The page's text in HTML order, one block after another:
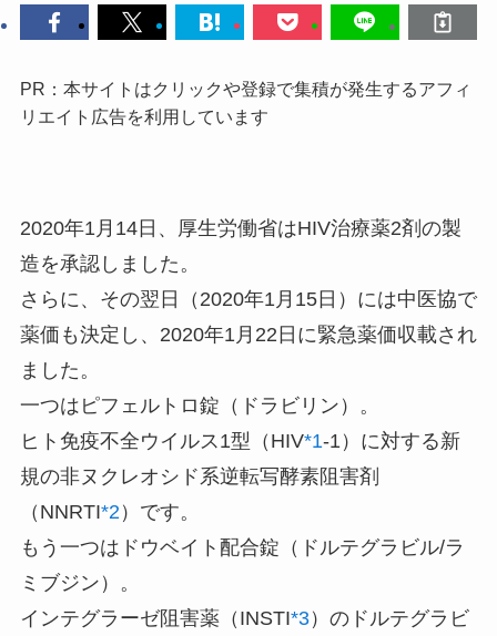
PR：本サイトはクリックや登録で集積が発生するアフィ
リエイト広告を利用しています
2020年1月14日、厚生労働省はHIV治療薬2剤の製
造を承認しました。
さらに、その翌日（2020年1月15日）には中医協で
薬価も決定し、2020年1月22日に緊急薬価収載され
ました。
一つはピフェルトロ錠（ドラビリン）。
ヒト免疫不全ウイルス1型（HIV*1-1）に対する新
規の非ヌクレオシド系逆転写酵素阻害剤
（NNRTI*2 ）です。
もう一つはドウベイト配合錠（ドルテグラビル/ラ
ミブジン）。
インテグラーゼ阻害薬（INSTI*3）のドルテグラビ